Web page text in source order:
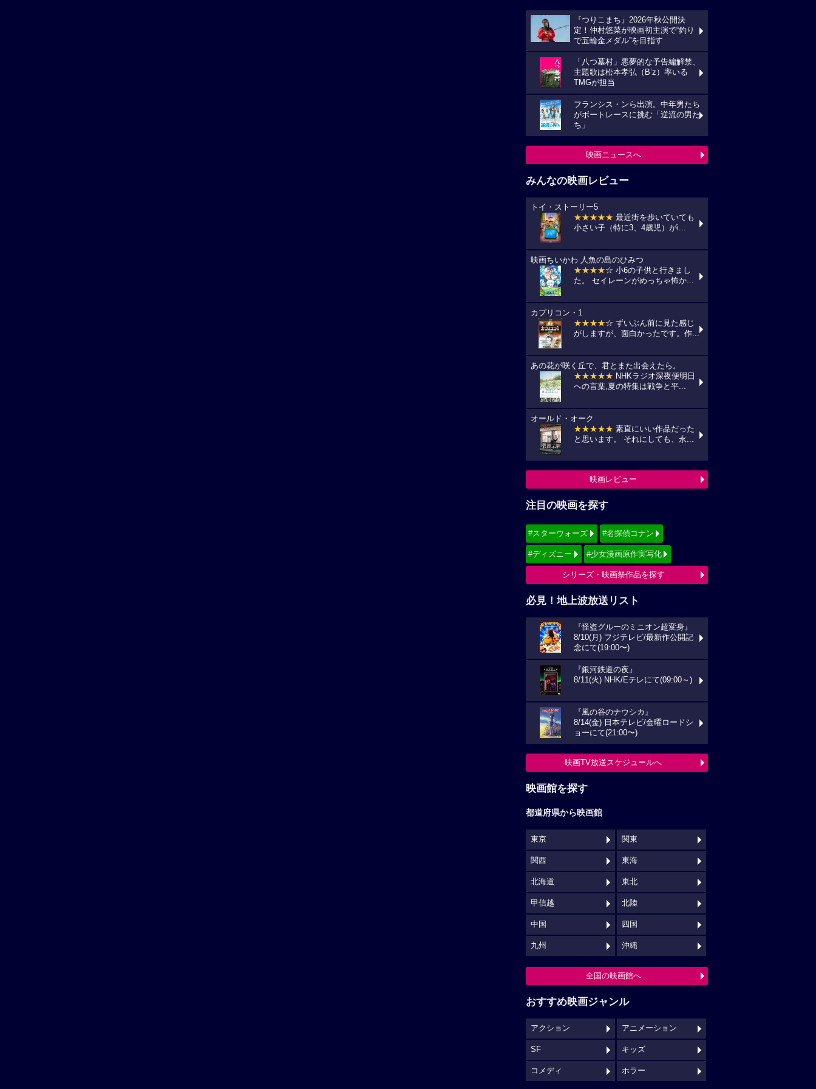
『つりこまち』2026年秋公開決
定！仲村悠菜が映画初主演で“釣り
で五輪金メダル”を目指す
「八つ墓村」悪夢的な予告編解禁、
主題歌は松本孝弘（B’z）率いる
TMGが担当
フランシス・ンら出演。中年男たち
がボートレースに挑む「逆流の男た
ち」
映画ニュースへ
みんなの映画レビュー
トイ・ストーリー5
★★★★★ 最近街を歩いていても
小さい子（特に3、4歳児）がi...
映画ちいかわ 人魚の島のひみつ
★★★★☆ 小6の子供と行きまし
た。 セイレーンがめっちゃ怖か...
カプリコン・1
★★★★☆ ずいぶん前に見た感じ
がしますが、面白かったです。作...
あの花が咲く丘で、君とまた出会えたら。
★★★★★ NHKラジオ深夜便明日
への言葉,夏の特集は戦争と平...
オールド・オーク
★★★★★ 素直にいい作品だった
と思います。 それにしても、永...
映画レビュー
注目の映画を探す
#スターウォーズ #名探偵コナン
#ディズニー #少女漫画原作実写化
シリーズ・映画祭作品を探す
必見！地上波放送リスト
『怪盗グルーのミニオン超変身』
8/10(月) フジテレビ/最新作公開記
念にて(19:00〜)
『銀河鉄道の夜』
8/11(火) NHK/Eテレにて(09:00～)
『風の谷のナウシカ』
8/14(金) 日本テレビ/金曜ロードシ
ョーにて(21:00〜)
映画TV放送スケジュールへ
映画館を探す
都道府県から映画館
東京 関東
関西 東海
北海道 東北
甲信越 北陸
中国 四国
九州 沖縄
全国の映画館へ
おすすめ映画ジャンル
アクション アニメーション
SF キッズ
コメディ ホラー